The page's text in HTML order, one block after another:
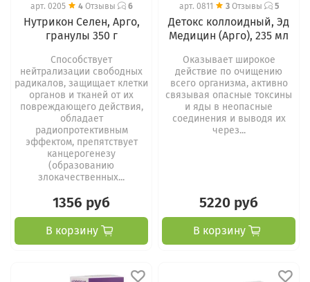
арт. 0205 4Отзывы 6
Нутрикон Селен, Арго,
гранулы 350 г
Способствует
нейтрализации свободных
радикалов, защищает клетки
органов и тканей от их
повреждающего действия,
обладает
радиопротективным
эффектом, препятствует
канцерогенезу
(образованию
злокачественных...
1356 руб
В корзину
арт. 0811 3Отзывы 5
Детокс коллоидный, Эд
Медицин (Арго), 235 мл
Оказывает широкое
действие по очищению
всего организма, активно
связывая опасные токсины
и яды в неопасные
соединения и выводя их
через...
5220 руб
В корзину